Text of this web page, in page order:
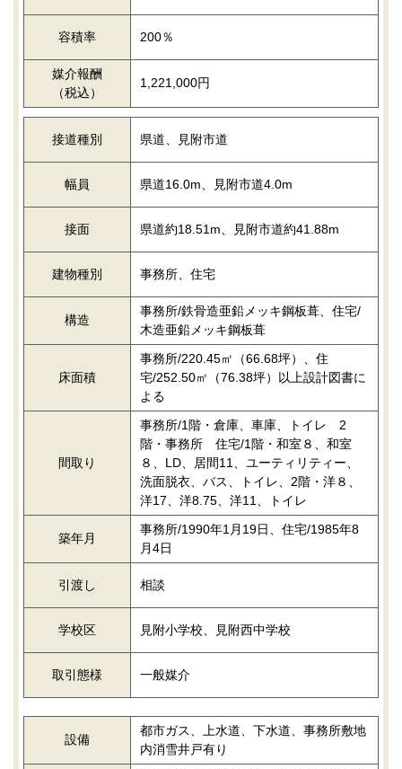
容積率 200％
媒介報酬
（税込）
1,221,000円
接道種別 県道、見附市道
幅員 県道16.0m、見附市道4.0m
接面 県道約18.51m、見附市道約41.88m
建物種別 事務所、住宅
構造
事務所/鉄骨造亜鉛メッキ鋼板葺、住宅/
木造亜鉛メッキ鋼板葺
床面積
事務所/220.45㎡（66.68坪）、住
宅/252.50㎡（76.38坪）以上設計図書に
よる
間取り
事務所/1階・倉庫、車庫、トイレ 2
階・事務所 住宅/1階・和室８、和室
８、LD、居間11、ユーティリティー、
洗面脱衣、バス、トイレ、2階・洋８、
洋17、洋8.75、洋11、トイレ
築年月
事務所/1990年1月19日、住宅/1985年8
月4日
引渡し 相談
学校区 見附小学校、見附西中学校
取引態様 一般媒介
設備
都市ガス、上水道、下水道、事務所敷地
内消雪井戸有り